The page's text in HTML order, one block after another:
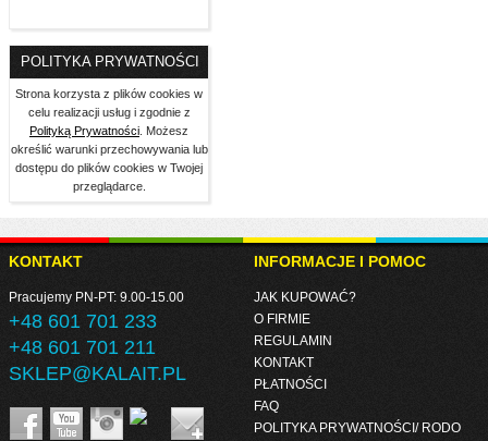
POLITYKA PRYWATNOŚCI
Strona korzysta z plików cookies w
celu realizacji usług i zgodnie z
Polityką Prywatności . Możesz
określić warunki przechowywania lub
dostępu do plików cookies w Twojej
przeglądarce.
KONTAKT
Pracujemy PN-PT: 9.00-15.00
+48 601 701 233
+48 601 701 211
SKLEP@KALAIT.PL
INFORMACJE I POMOC
JAK KUPOWAĆ?
O FIRMIE
REGULAMIN
KONTAKT
PŁATNOŚCI
FAQ
POLITYKA PRYWATNOŚCI/ RODO